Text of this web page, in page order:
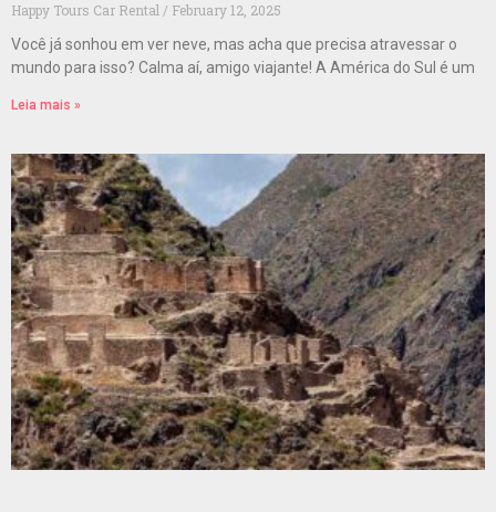
Happy Tours Car Rental
February 12, 2025
Você já sonhou em ver neve, mas acha que precisa atravessar o
mundo para isso? Calma aí, amigo viajante! A América do Sul é um
Leia mais »